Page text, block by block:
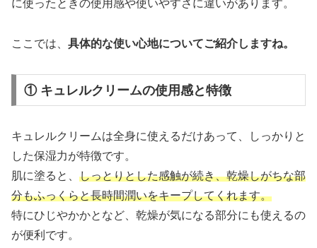
に使ったときの使用感や使いやすさに違いがあります。
ここでは、 具体的な使い心地についてご紹介しますね。
① キュレルクリームの使用感と特徴
キュレルクリームは全身に使えるだけあって、しっかりと
した保湿力が特徴です。
肌に塗ると、 しっとりとした感触が続き、乾燥しがちな部
分もふっくらと長時間潤いをキープしてくれます。
特にひじやかかとなど、乾燥が気になる部分にも使えるの
が便利です。